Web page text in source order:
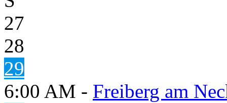
27
28
29
6:00 AM - Freiberg am